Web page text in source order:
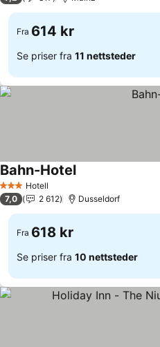
Fra 614 kr
Se priser fra 11 nettsteder
3 StjernerHotell
Bahn-HotelSe priser
7,0 2 612 Dusseldorf
Fra 618 kr
Se priser fra 10 nettsteder